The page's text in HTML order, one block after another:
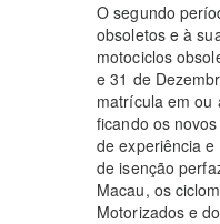
O segundo
obsoletos e à
motociclos
e 31 de
matrícula em ou
ficando os
de experiência
de isenção
Macau, os
Motorizados e